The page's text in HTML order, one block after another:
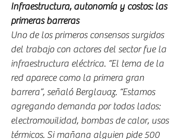
Infraestructura, autonomía y costos: las
primeras barreras
Uno de los primeros consensos surgidos
del trabajo con actores del sector fue la
infraestructura eléctrica. “El tema de la
red aparece como la primera gran
barrera”, señaló Berglavaz. “Estamos
agregando demanda por todos lados:
electromovilidad, bombas de calor, usos
térmicos. Si mañana alguien pide 500